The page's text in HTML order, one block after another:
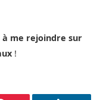
à me rejoindre sur
!